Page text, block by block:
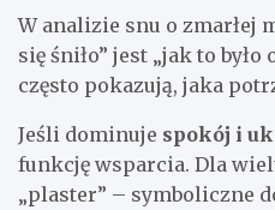
W analizie snu o zmarłej
się śniło” jest „jak to było
często pokazują, jaka
Jeśli dominuje spokój i
funkcję wsparcia. Dla
„plaster” – symboliczne